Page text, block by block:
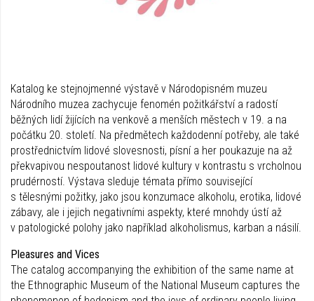
Katalog ke stejnojmenné výstavě v Národopisném muzeu
Národního muzea zachycuje fenomén požitkářství a radostí
běžných lidí žijících na venkově a menších městech v 19. a na
počátku 20. století. Na předmětech každodenní potřeby, ale také
prostřednictvím lidové slovesnosti, písní a her poukazuje na až
překvapivou nespoutanost lidové kultury v kontrastu s vrcholnou
prudérností. Výstava sleduje témata přímo související
s tělesnými požitky, jako jsou konzumace alkoholu, erotika, lidové
zábavy, ale i jejich negativními aspekty, které mnohdy ústí až
v patologické polohy jako například alkoholismus, karban a násilí.
Pleasures and Vices
The catalog accompanying the exhibition of the same name at
the Ethnographic Museum of the National Museum captures the